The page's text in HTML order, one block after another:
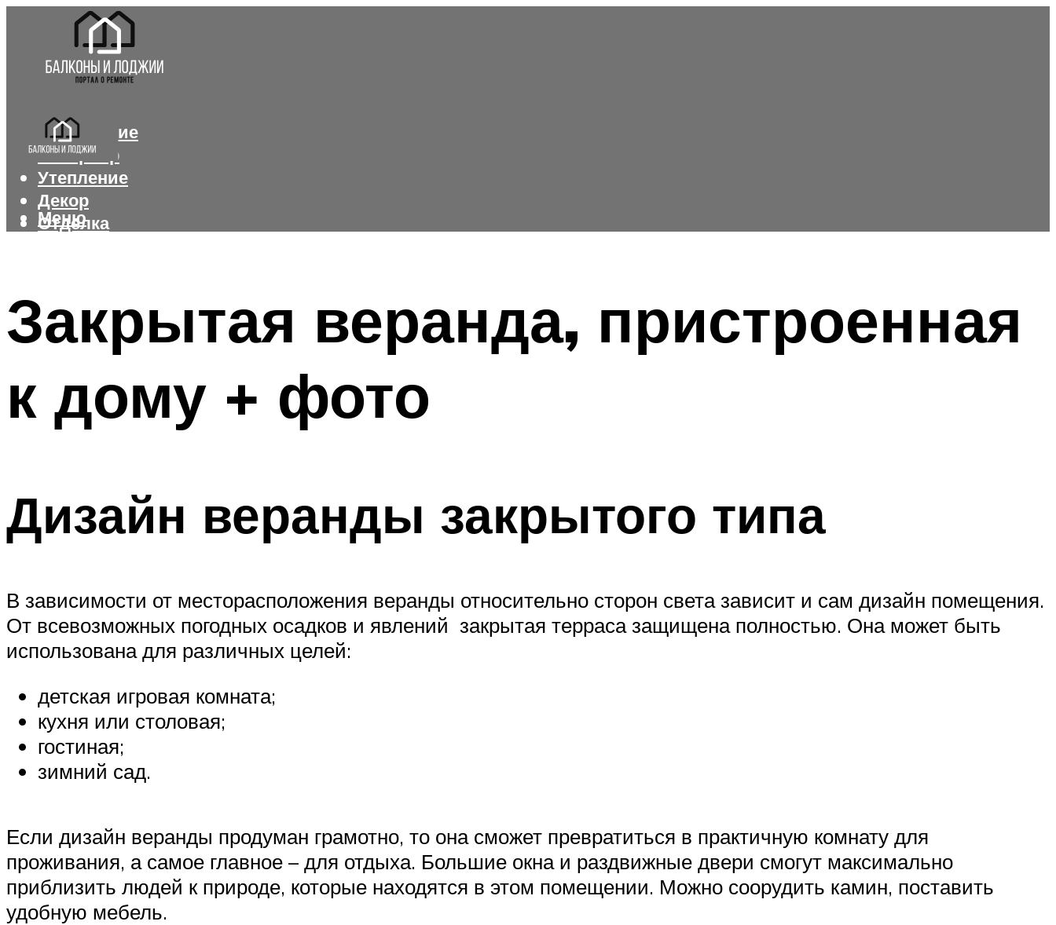
Остекление
Интерьер
Утепление
Декор
Отделка
Меню
Закрытая веранда, пристроенная
к дому + фото
Дизайн веранды закрытого типа
В зависимости от месторасположения веранды относительно сторон света зависит и сам дизайн помещения.
От всевозможных погодных осадков и явлений закрытая терраса защищена полностью. Она может быть
использована для различных целей:
детская игровая комната;
кухня или столовая;
гостиная;
зимний сад.
Если дизайн веранды продуман грамотно, то она сможет превратиться в практичную комнату для
проживания, а самое главное – для отдыха. Большие окна и раздвижные двери смогут максимально
приблизить людей к природе, которые находятся в этом помещении. Можно соорудить камин, поставить
удобную мебель.